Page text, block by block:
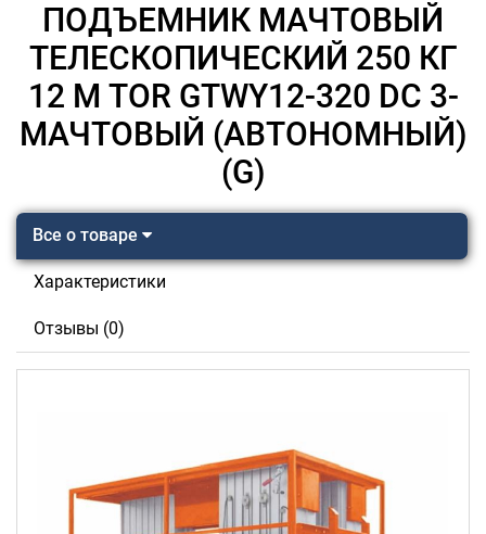
ПОДЪЕМНИК МАЧТОВЫЙ
ТЕЛЕСКОПИЧЕСКИЙ 250 КГ
12 М TOR GTWY12-320 DC 3-
МАЧТОВЫЙ (АВТОНОМНЫЙ)
(G)
Все о товаре
Характеристики
Отзывы (0)